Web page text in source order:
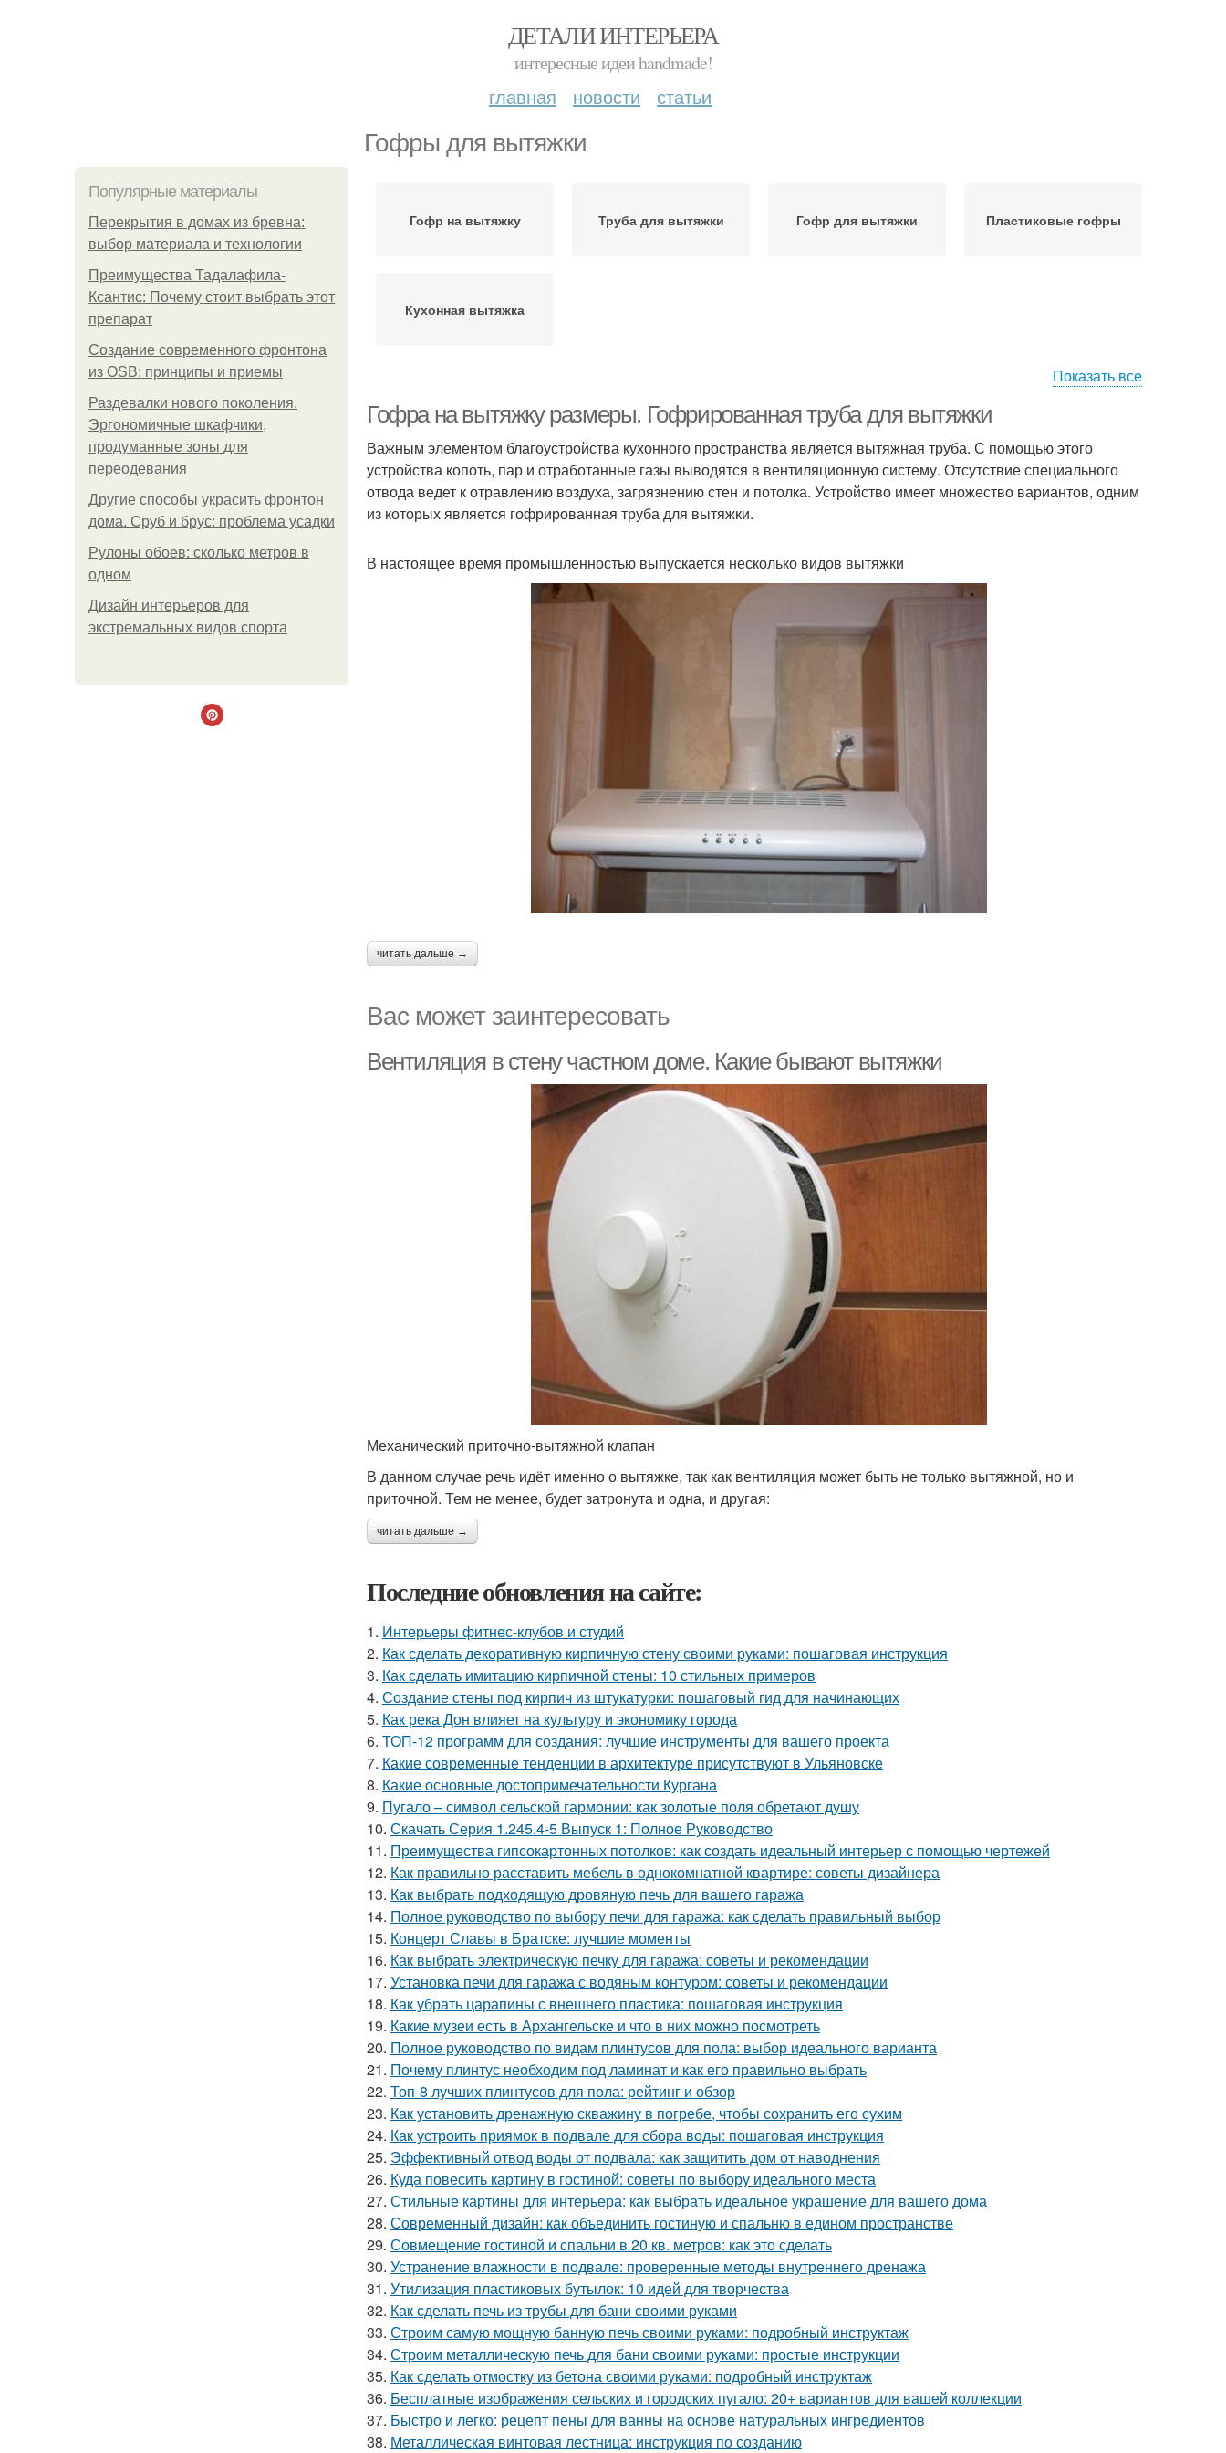
ДЕТАЛИ ИНТЕРЬЕРА
интересные идеи handmade!
главная новости статьи
Гофры для вытяжки
Популярные материалы
Перекрытия в домах из бревна:
выбор материала и технологии
Преимущества Тадалафила-
Ксантис: Почему стоит выбрать этот
препарат
Создание современного фронтона
из OSB: принципы и приемы
Раздевалки нового поколения.
Эргономичные шкафчики,
продуманные зоны для
переодевания
Другие способы украсить фронтон
дома. Сруб и брус: проблема усадки
Рулоны обоев: сколько метров в
одном
Дизайн интерьеров для
экстремальных видов спорта
Гофр на вытяжку Труба для вытяжки Гофр для вытяжки Пластиковые гофры
Кухонная вытяжка
Показать все
Гофра на вытяжку размеры. Гофрированная труба для вытяжки
Важным элементом благоустройства кухонного пространства является вытяжная труба. С помощью этого
устройства копоть, пар и отработанные газы выводятся в вентиляционную систему. Отсутствие специального
отвода ведет к отравлению воздуха, загрязнению стен и потолка. Устройство имеет множество вариантов, одним
из которых является гофрированная труба для вытяжки.
В настоящее время промышленностью выпускается несколько видов вытяжки
читать дальше →
Вас может заинтересовать
Вентиляция в стену частном доме. Какие бывают вытяжки
Механический приточно-вытяжной клапан
В данном случае речь идёт именно о вытяжке, так как вентиляция может быть не только вытяжной, но и
приточной. Тем не менее, будет затронута и одна, и другая:
читать дальше →
Последние обновления на сайте:
1. Интерьеры фитнес-клубов и студий
2. Как сделать декоративную кирпичную стену своими руками: пошаговая инструкция
3. Как сделать имитацию кирпичной стены: 10 стильных примеров
4. Создание стены под кирпич из штукатурки: пошаговый гид для начинающих
5. Как река Дон влияет на культуру и экономику города
6. ТОП-12 программ для создания: лучшие инструменты для вашего проекта
7. Какие современные тенденции в архитектуре присутствуют в Ульяновске
8. Какие основные достопримечательности Кургана
9. Пугало – символ сельской гармонии: как золотые поля обретают душу
10. Скачать Серия 1.245.4-5 Выпуск 1: Полное Руководство
11. Преимущества гипсокартонных потолков: как создать идеальный интерьер с помощью чертежей
12. Как правильно расставить мебель в однокомнатной квартире: советы дизайнера
13. Как выбрать подходящую дровяную печь для вашего гаража
14. Полное руководство по выбору печи для гаража: как сделать правильный выбор
15. Концерт Славы в Братске: лучшие моменты
16. Как выбрать электрическую печку для гаража: советы и рекомендации
17. Установка печи для гаража с водяным контуром: советы и рекомендации
18. Как убрать царапины с внешнего пластика: пошаговая инструкция
19. Какие музеи есть в Архангельске и что в них можно посмотреть
20. Полное руководство по видам плинтусов для пола: выбор идеального варианта
21. Почему плинтус необходим под ламинат и как его правильно выбрать
22. Топ-8 лучших плинтусов для пола: рейтинг и обзор
23. Как установить дренажную скважину в погребе, чтобы сохранить его сухим
24. Как устроить приямок в подвале для сбора воды: пошаговая инструкция
25. Эффективный отвод воды от подвала: как защитить дом от наводнения
26. Куда повесить картину в гостиной: советы по выбору идеального места
27. Стильные картины для интерьера: как выбрать идеальное украшение для вашего дома
28. Современный дизайн: как объединить гостиную и спальню в едином пространстве
29. Совмещение гостиной и спальни в 20 кв. метров: как это сделать
30. Устранение влажности в подвале: проверенные методы внутреннего дренажа
31. Утилизация пластиковых бутылок: 10 идей для творчества
32. Как сделать печь из трубы для бани своими руками
33. Строим самую мощную банную печь своими руками: подробный инструктаж
34. Строим металлическую печь для бани своими руками: простые инструкции
35. Как сделать отмостку из бетона своими руками: подробный инструктаж
36. Бесплатные изображения сельских и городских пугало: 20+ вариантов для вашей коллекции
37. Быстро и легко: рецепт пены для ванны на основе натуральных ингредиентов
38. Металлическая винтовая лестница: инструкция по созданию